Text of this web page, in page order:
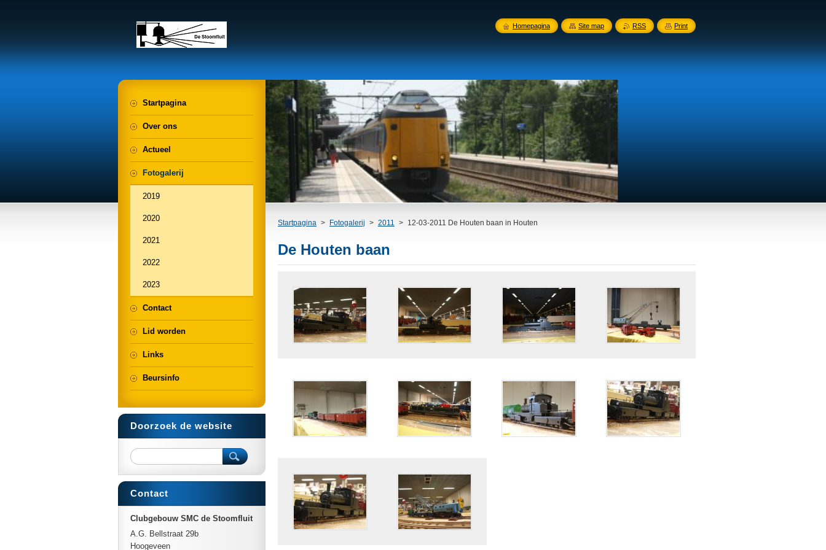
Startpagina > Fotogalerij > 2011 > 12-03-2011 De Houten baan in Houten
De Houten baan
Startpagina
Over ons
Actueel
Fotogalerij
2019
2020
2021
2022
2023
Contact
Lid worden
Links
Beursinfo
Doorzoek de website
Contact
Clubgebouw SMC de Stoomfluit
A.G. Bellstraat 29b
Hoogeveen
Homepagina Site map RSS Print